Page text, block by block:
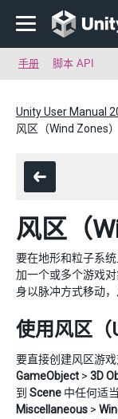
手册 脚本 API
Unity User Manual
风区（Wind Zones）
风区（
要在地形和粒子系
加一个或多个游戏
身以脉冲方式移动
使用风区（
要直接创建风区游
GameObject > 3D
到 Scene 中任何适
Miscellaneous >